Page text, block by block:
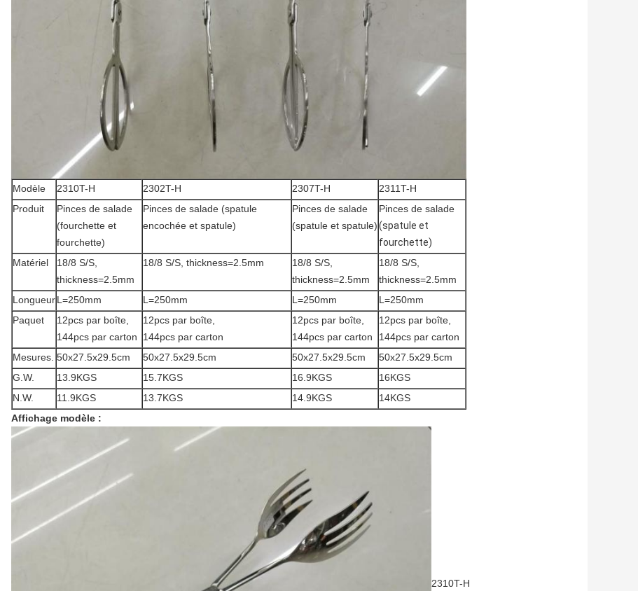
Modèle 2310T-H 2302T-H 2307T-H
2311T-H
Produit
Pinces de salade
(fourchette et
fourchette)
Pinces de salade (spatule
encochée et spatule)
Pinces de salade
(spatule et spatule)
Pinces de salade
(spatule et
fourchette)
Matériel
18/8 S/S,
thickness=2.5mm
18/8 S/S, thickness=2.5mm
18/8 S/S,
thickness=2.5mm
18/8 S/S,
thickness=2.5mm
LongueurL=250mm L=250mm L=250mm
L=250mm
Paquet
12pcs par boîte,
144pcs par carton
12pcs par boîte,
144pcs par carton
12pcs par boîte,
144pcs par carton
12pcs par boîte,
144pcs par carton
Mesures. 50x27.5x29.5cm 50x27.5x29.5cm 50x27.5x29.5cm
50x27.5x29.5cm
G.W.
13.9KGS 15.7KGS 16.9KGS
16KGS
N.W.
11.9KGS 13.7KGS 14.9KGS
14KGS
Affichage modèle :
2310T-H